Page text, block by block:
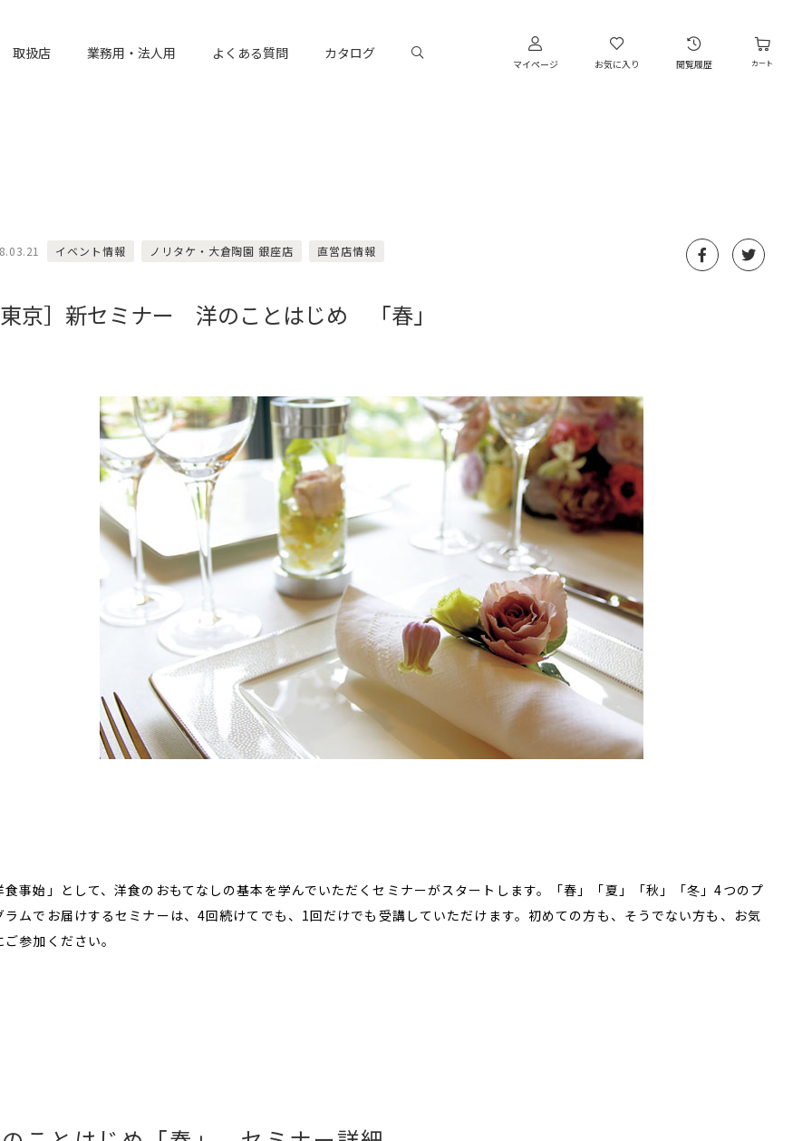
取扱店 業務用・法人用 よくある質問 カタログ
マイページ お気に入り 閲覧履歴 カート
イベント情報 ノリタケ・大倉陶園 銀座店 直営店情報
東京］新セミナー 洋のことはじめ 「春」
食事始」として、洋食のおもてなしの基本を学んでいただくセミナーがスタートします。「春」「夏」「秋」「冬」4つのプ
ラムでお届けするセミナーは、4回続けてでも、1回だけでも受講していただけます。初めての方も、そうでない方も、お気
ご参加ください。